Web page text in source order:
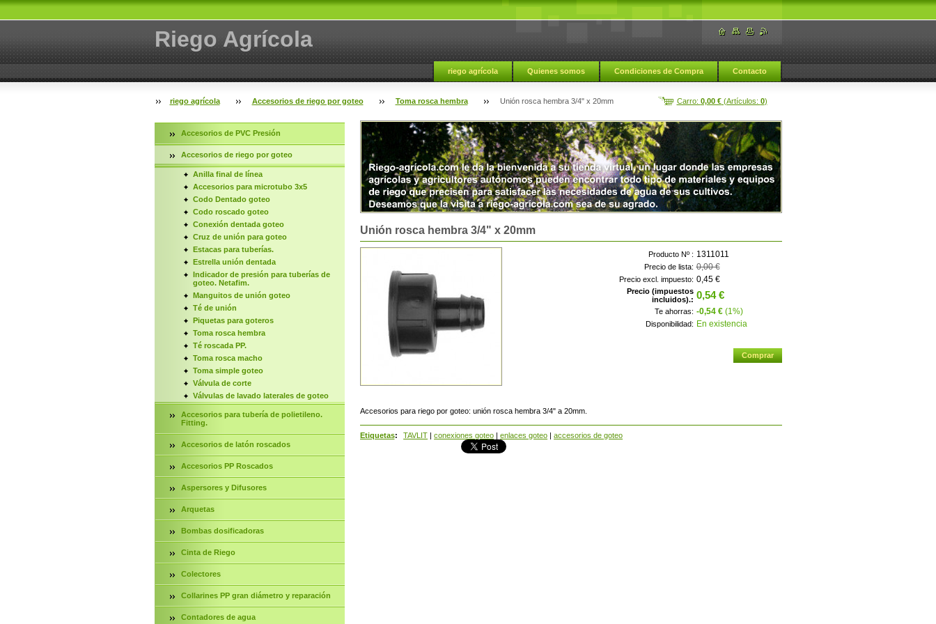
Riego Agrícola
riego agrícola Quienes somos Condiciones de Compra Contacto
Carro: 0,00 €(Artículos: 0)
riego agrícola Accesorios de riego por goteo Toma rosca hembra Unión rosca hembra 3/4" x 20mm
Unión rosca hembra 3/4" x 20mm
Producto Nº : 1311011
Precio de lista: 0,00 €
Precio excl. impuesto: 0,45 €
Precio (impuestos
incluidos).: 0,54 €
Te ahorras: -0,54 €(1%)
Disponibilidad: En existencia
Accesorios para riego por goteo: unión rosca hembra 3/4" a 20mm.
Etiquetas: TAVLIT conexiones goteo enlaces goteo accesorios de goteo
Accesorios de PVC Presión
Accesorios de riego por goteo
Anilla final de línea
Accesorios para microtubo 3x5
Codo Dentado goteo
Codo roscado goteo
Conexión dentada goteo
Cruz de unión para goteo
Estacas para tuberías.
Estrella unión dentada
Indicador de presión para tuberías de
goteo. Netafim.
Manguitos de unión goteo
Té de unión
Piquetas para goteros
Toma rosca hembra
Té roscada PP.
Toma rosca macho
Toma simple goteo
Válvula de corte
Válvulas de lavado laterales de goteo
Accesorios para tubería de polietileno.
Fitting.
Accesorios de latón roscados
Accesorios PP Roscados
Aspersores y Difusores
Arquetas
Bombas dosificadoras
Cinta de Riego
Colectores
Collarines PP gran diámetro y reparación
Contadores de agua